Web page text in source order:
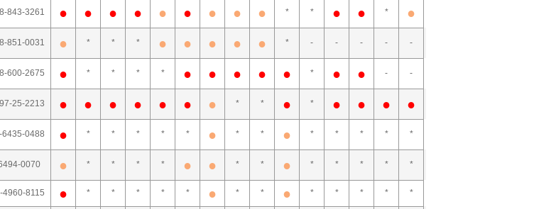
843-3261 ● ● ● ● ● ● ● ● ● * * ● ● * ●
851-0031 ● * * * ● ● ● ● ● * - - - - -
600-2675 ● * * * * ● ● ● ● ● * ● ● - -
25-2213 ● ● ● ● ● ● ● * * ● * ● ● ● ●
6435-0488 ● * * * * * ● * * ● * * * * *
0070 ● * * * * ● ● * * ● * * * * *
4960-8115 ● * * * * * ● * * ● * * * * *